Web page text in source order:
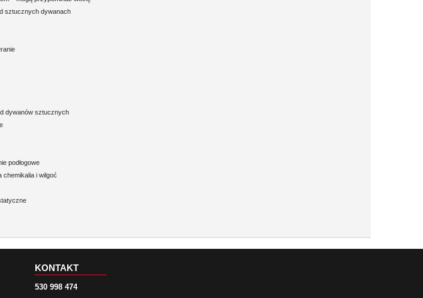
sztucznych dywanach
dywanów sztucznych
podłogowe
chemikalia i wilgoć
KONTAKT
530 998 474